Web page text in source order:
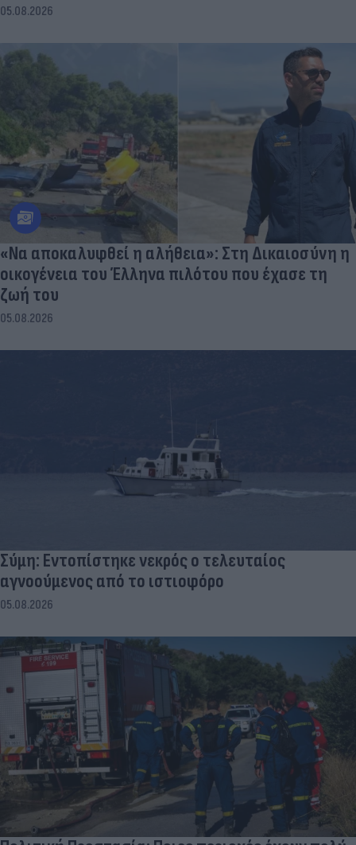
05.08.2026
«Να αποκαλυφθεί η αλήθεια»: Στη Δικαιοσύνη η
οικογένεια του Έλληνα πιλότου που έχασε τη
ζωή του
05.08.2026
Σύμη: Εντοπίστηκε νεκρός ο τελευταίος
αγνοούμενος από το ιστιοφόρο
05.08.2026